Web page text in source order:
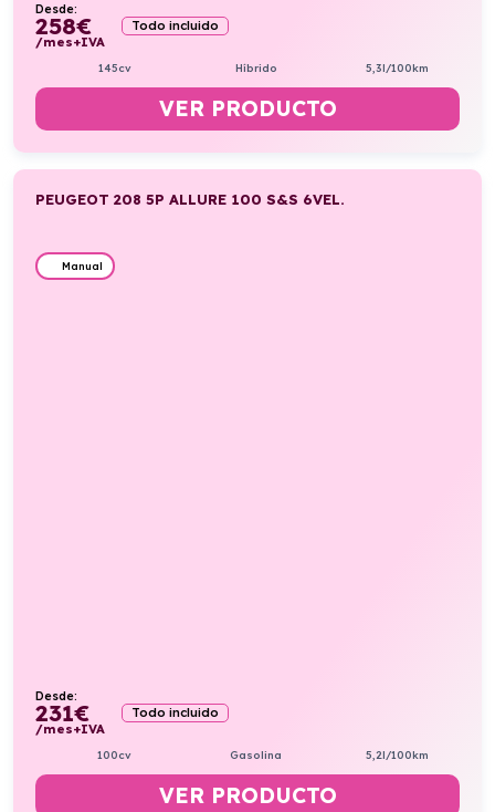
Desde:
258€
/mes+IVA
Todo incluido
145cv Híbrido 5,3l/100km
VER PRODUCTO
PEUGEOT 208 5P ALLURE 100 S&S 6VEL.
Manual
Desde:
231€
/mes+IVA
Todo incluido
100cv Gasolina 5,2l/100km
VER PRODUCTO